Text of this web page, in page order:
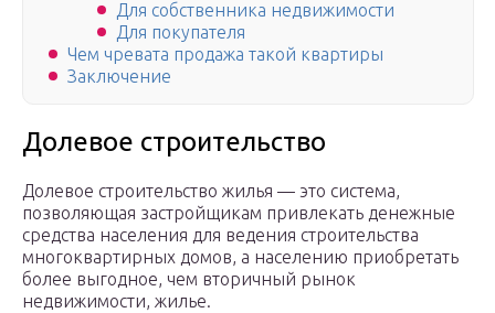
Для собственника недвижимости
Для покупателя
Чем чревата продажа такой квартиры
Заключение
Долевое строительство
Долевое строительство жилья — это система,
позволяющая застройщикам привлекать денежные
средства населения для ведения строительства
многоквартирных домов, а населению приобретать
более выгодное, чем вторичный рынок
недвижимости, жилье.